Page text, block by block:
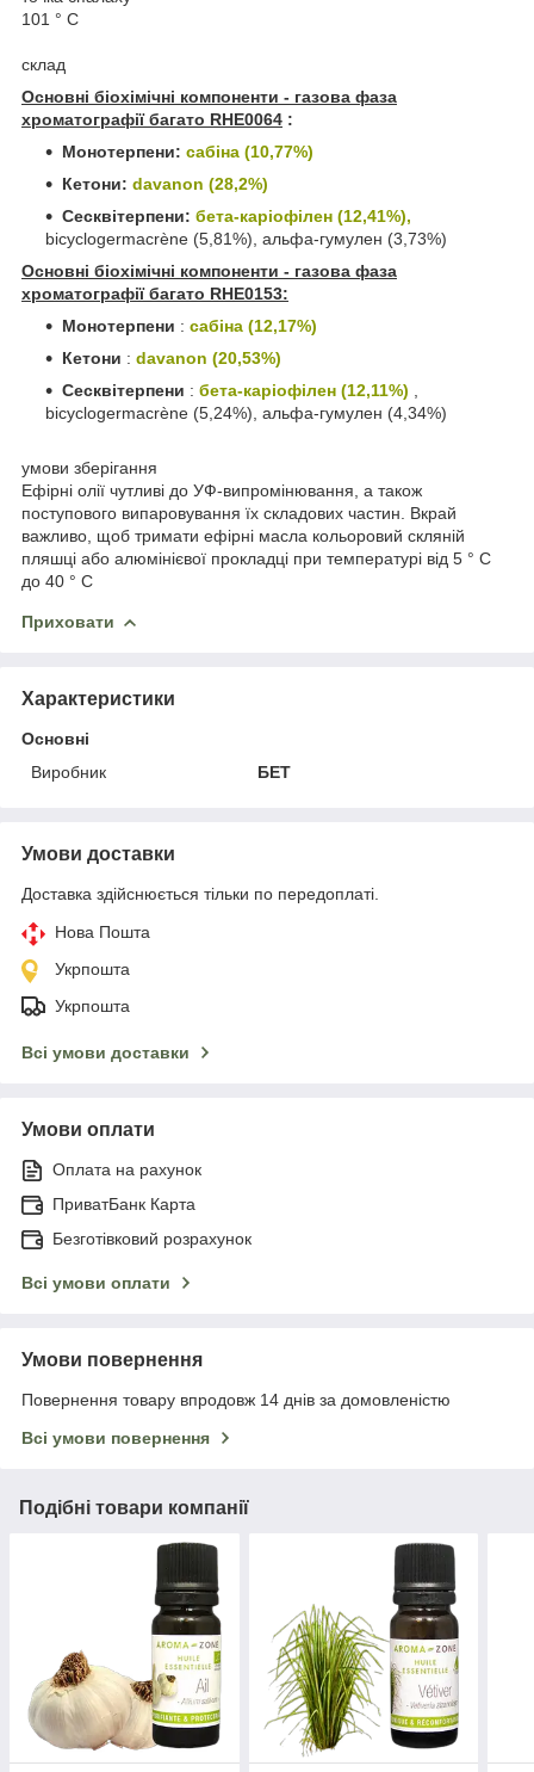
101 ° С
склад
Основні біохімічні компоненти - газова фаза
хроматографії багато RHE0064 :
Монотерпени: сабіна (10,77%)
Кетони: davanon (28,2%)
Сесквітерпени: бета-каріофілен (12,41%),
bicyclogermacrène (5,81%), альфа-гумулен (3,73%)
Основні біохімічні компоненти - газова фаза
хроматографії багато RHE0153:
Монотерпени : сабіна (12,17%)
Кетони : davanon (20,53%)
Сесквітерпени : бета-каріофілен (12,11%)
bicyclogermacrène (5,24%), альфа-гумулен (4,34%)
умови зберігання
Ефірні олії чутливі до УФ-випромінювання, а також
поступового випаровування їх складових частин. Вкрай
важливо, щоб тримати ефірні масла кольоровий скляній
пляшці або алюмінієвої прокладці при температурі від 5 ° С
до 40 ° С
Приховати
Характеристики
Основні
Виробник
БЕТ
Умови доставки
Доставка здійснюється тільки по передоплаті.
Нова Пошта
Укрпошта
Укрпошта
Всі умови доставки
Умови оплати
Оплата на рахунок
ПриватБанк Карта
Безготівковий розрахунок
Всі умови оплати
Умови повернення
Повернення товару впродовж 14 днів за домовленістю
Всі умови повернення
Подібні товари компанії